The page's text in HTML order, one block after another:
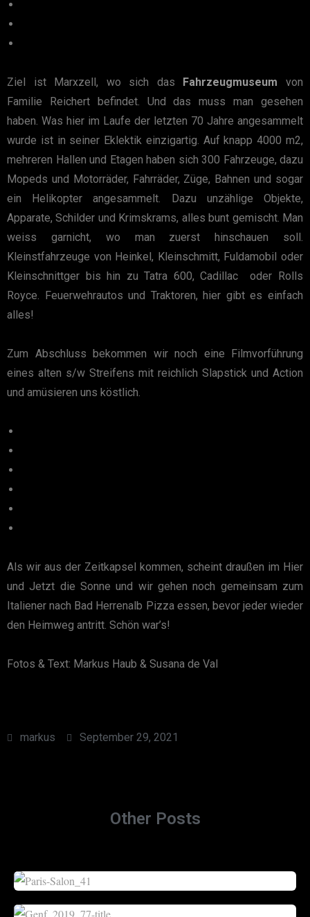
Ziel ist Marxzell, wo sich das Fahrzeugmuseum von
Familie Reichert befindet. Und das muss man gesehen
haben. Was hier im Laufe der letzten 70 Jahre angesammelt
wurde ist in seiner Eklektik einzigartig. Auf knapp 4000 m2,
mehreren Hallen und Etagen haben sich 300 Fahrzeuge, dazu
Mopeds und Motorräder, Fahrräder, Züge, Bahnen und sogar
ein Helikopter angesammelt. Dazu unzählige Objekte,
Apparate, Schilder und Krimskrams, alles bunt gemischt. Man
weiss garnicht, wo man zuerst hinschauen soll.
Kleinstfahrzeuge von Heinkel, Kleinschmitt, Fuldamobil oder
Kleinschnittger bis hin zu Tatra 600, Cadillac oder Rolls
Royce. Feuerwehrautos und Traktoren, hier gibt es einfach
alles!
Zum Abschluss bekommen wir noch eine Filmvorführung
eines alten s/w Streifens mit reichlich Slapstick und Action
und amüsieren uns köstlich.
Als wir aus der Zeitkapsel kommen, scheint draußen im Hier
und Jetzt die Sonne und wir gehen noch gemeinsam zum
Italiener nach Bad Herrenalb Pizza essen, bevor jeder wieder
den Heimweg antritt. Schön war’s!
Fotos & Text: Markus Haub & Susana de Val
markus September 29, 2021
Other Posts